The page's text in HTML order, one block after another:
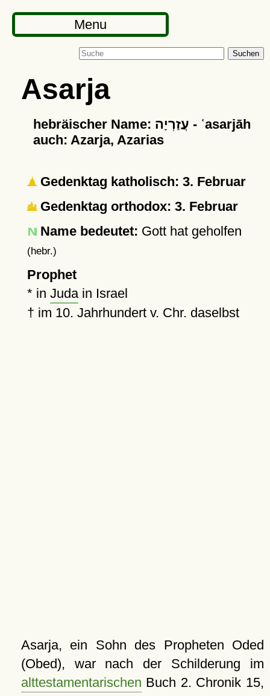
Menu
Suchen
Asarja
hebräischer Name: עֲזַרְיָה - ʿasarjāh
auch: Azarja, Azarias
Gedenktag katholisch: 3. Februar
Gedenktag orthodox: 3. Februar
Name bedeutet: Gott hat geholfen
(hebr.)
Prophet
* in Judain Israel
† im 10. Jahrhundert v. Chr. daselbst
Asarja, ein Sohn des Propheten Oded
(Obed), war nach der Schilderung im
alttestamentarischen Buch 2. Chronik 15,